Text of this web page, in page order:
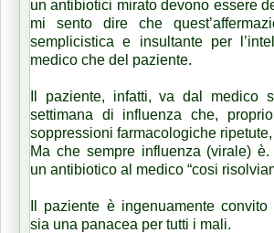
un antibiotici mirato devono essere
mi sento dire che
semplicistica e insultante per
medico che del paziente.
Il paziente, infatti, va dal medico
settimana di influenza che,
soppressioni farmacologiche
Ma che sempre influenza (virale)
un antibiotico al medico “cosi
Il paziente è ingenuamente convito
sia una panacea per tutti i mali.